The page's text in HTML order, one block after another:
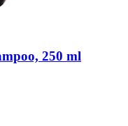
250 ml